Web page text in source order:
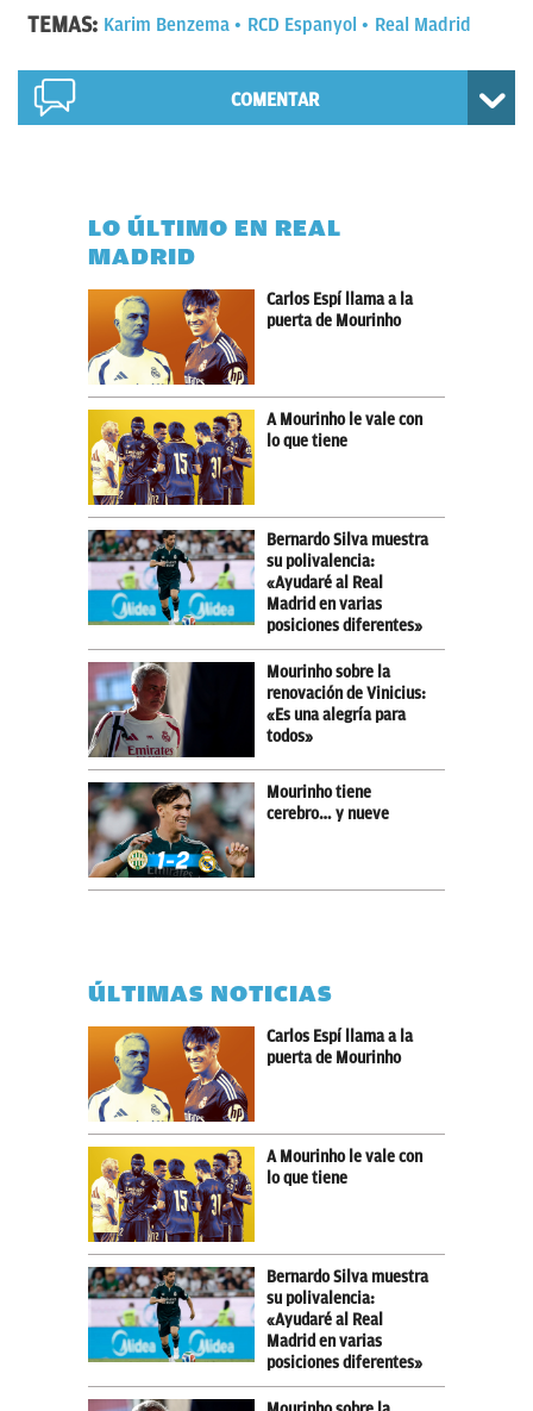
TEMAS: Karim Benzema RCD Espanyol Real Madrid
COMENTAR
LO ÚLTIMO EN REAL
MADRID
Carlos Espí llama a la
puerta de Mourinho
A Mourinho le vale con
lo que tiene
Bernardo Silva muestra
su polivalencia:
«Ayudaré al Real
Madrid en varias
posiciones diferentes»
Mourinho sobre la
renovación de Vinicius:
«Es una alegría para
todos»
Mourinho tiene
cerebro… y nueve
ÚLTIMAS NOTICIAS
Carlos Espí llama a la
puerta de Mourinho
A Mourinho le vale con
lo que tiene
Bernardo Silva muestra
su polivalencia:
«Ayudaré al Real
Madrid en varias
posiciones diferentes»